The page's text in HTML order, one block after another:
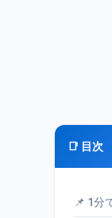
📑 目次
📌 1分